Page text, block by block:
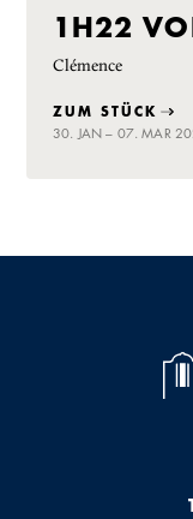
1H22
Clémence
ZUM STÜCK
30. JAN – 07. MAR